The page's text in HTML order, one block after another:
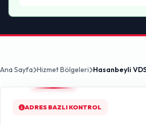
Ana Sayfa Hizmet Bölgeleri Hasanbeyli
ADRES BAZLI KONTROL